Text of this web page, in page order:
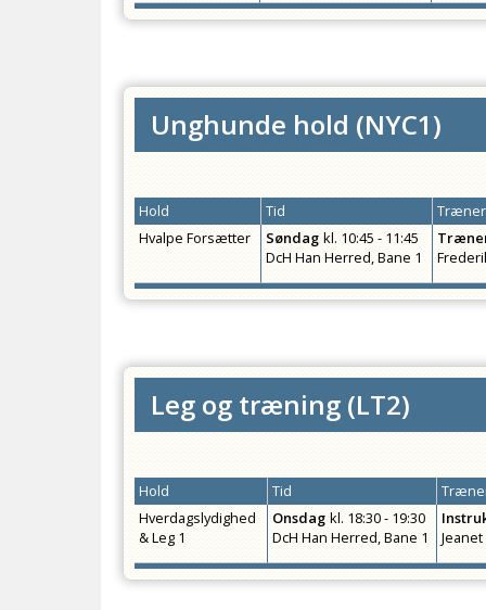
Unghunde hold (NYC1)
Hold Tid
Hvalpe Forsætter
Søndag kl. 10:45 - 11:45
DcH Han Herred, Bane 1
Leg og træning (LT2)
Hold Tid
Hverdagslydighed
& Leg 1
Onsdag kl. 18:30 - 19:30
DcH Han Herred, Bane 1